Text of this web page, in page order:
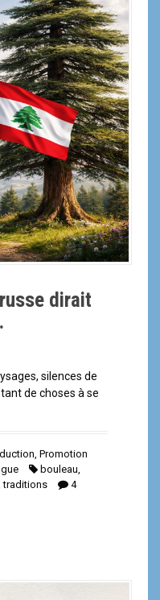
dirait
silences de
de choses à se
, Promotion
bouleau,
traditions
4